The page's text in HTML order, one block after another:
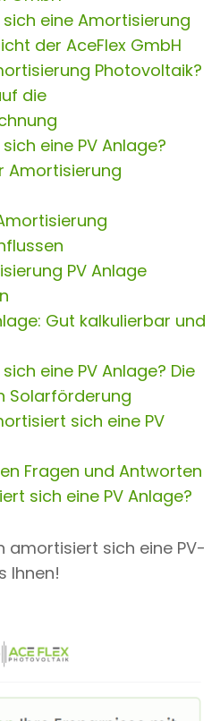
eine Amortisierung
der AceFlex GmbH
Photovoltaik?
die
eine PV Anlage?
Amortisierung
PV Anlage
Gut kalkulierbar und
eine PV Anlage? Die
Solarförderung
sich eine PV
Fragen und Antworten
sich eine PV Anlage?
amortisiert sich eine PV-
Ihnen!